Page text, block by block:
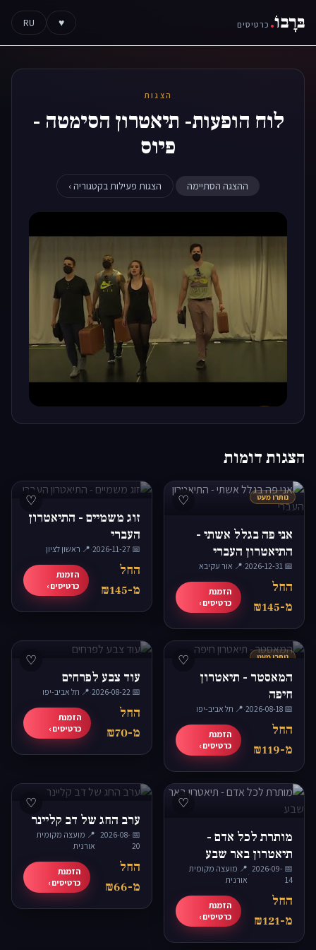
בּרָבוֹ. כרטיסים ♥
RU
הצגות
לוח הופעות- תיאטרון הסימטה -
פיוס
ההצגה הסתיימה הצגות פעילות בקטגוריה ›
▶
הצגות דומות
♡ נותרו מעט
אני פה בגלל אשתי -
התיאטרון העברי
📅 2026-12-31
·📍 אור עקיבא
החל
מ-₪145
הזמנת
כרטיסים ›
♡
זוג משמיים - התיאטרון
העברי
📅 2026-11-27
·📍 ראשון לציון
החל
מ-₪145
הזמנת
כרטיסים ›
♡ נותרו מעט
המאסטר - תיאטרון
חיפה
📅 2026-08-18
·📍 תל אביב-יפו
החל
מ-₪119
הזמנת
כרטיסים ›
♡
עוד צבע לפרחים
📅 2026-08-22
·📍 תל אביב-יפו
החל
מ-₪70
הזמנת
כרטיסים ›
♡
מותרת לכל אדם -
תיאטרון באר שבע
📅 2026-09-
14
·
📍 מועצה מקומית
אורנית
החל
מ-₪121
הזמנת
כרטיסים ›
♡
ערב החג של דב קליינר
📅 2026-08-
20
·
📍 מועצה מקומית
אורנית
החל
מ-₪66
הזמנת
כרטיסים ›